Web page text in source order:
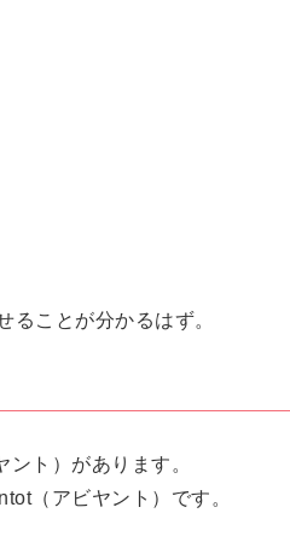
ことが分かるはず。
ト）があります。
（アビヤント）です。